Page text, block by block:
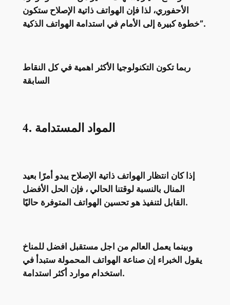
الأحفوري، لذا فإن الهواتف ذاتية الإصلاح ستكون
خطوة كبيرة إلى الأمام في استدامة الهواتف الذكية”.
ربما تكون التكنولوجيا الأكثر اهمية في كل النقاط
4. المواد المستدامة
إذا كان انتظار الهواتف ذاتية الإصلاح يبدو أمرًا بعيد
المنال بالنسبة لوقتنا الحالي ، فإن الحل الأفضل
القابل لتنفيذ هو تحسين الهواتف المتوفرة حاليًا.
وبينما يعمل العالم من اجل مستقبل افضل للمناخ
يقول الخبراء إن صناعة الهواتف المحمولة ستبدأ في
استخدام موارد أكثر استدامة.